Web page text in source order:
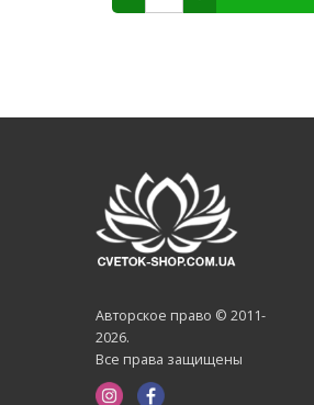
Авторское право © 2011-
2026.
Все права защищены